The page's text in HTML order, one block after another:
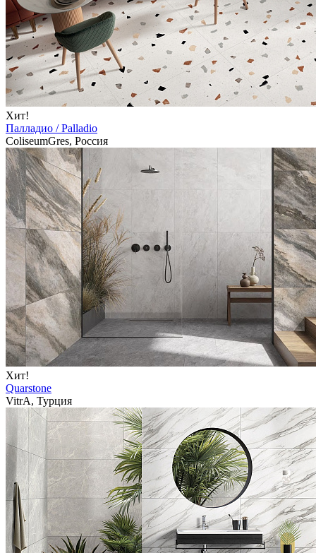
Хит!
Палладио / Palladio
ColiseumGres, Россия
Хит!
Quarstone
VitrA, Турция